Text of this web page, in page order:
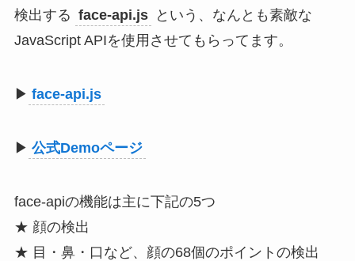
検出する face-api.js
という、なんとも素敵な
JavaScript APIを使用させてもらってます。
▶︎ face-api.js
▶︎ 公式Demoページ
face-apiの機能は主に下記の5つ
★ 顔の検出
★ 目・鼻・口など、顔の68個のポイントの検出